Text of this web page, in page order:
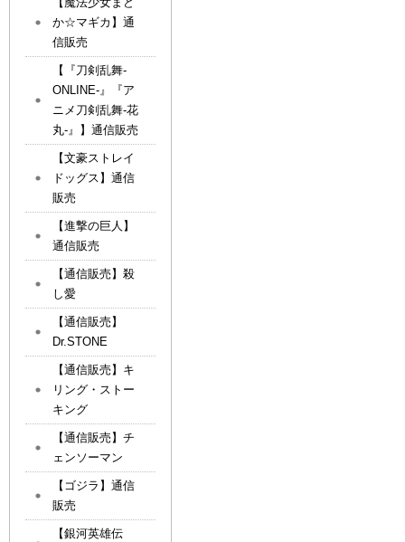
か☆マギカ】通
信販売
【『刀剣乱舞-
ONLINE-』『ア
ニメ刀剣乱舞-花
丸-』】通信販売
【文豪ストレイ
ドッグス】通信
販売
【進撃の巨人】
通信販売
【通信販売】殺
し愛
【通信販売】
Dr.STONE
【通信販売】キ
リング・ストー
キング
【通信販売】チ
ェンソーマン
【ゴジラ】通信
販売
【銀河英雄伝